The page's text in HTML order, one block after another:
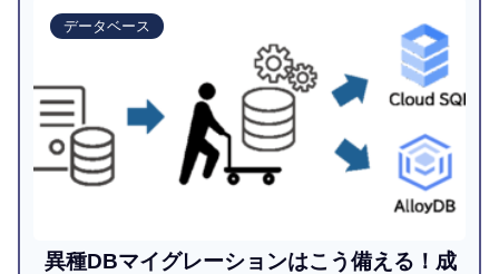
データベース
異種DBマイグレーションはこう備える！成